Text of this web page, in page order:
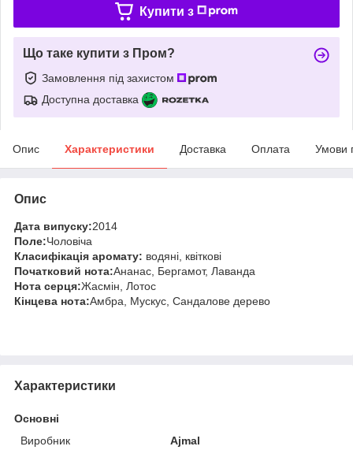
Купити з
Що таке купити з Пром?
Замовлення під захистом
Доступна доставка
Опис Характеристики Доставка Оплата Умови
Опис
Дата випуску:2014
Поле:Чоловіча
Класифікація аромату: водяні, квіткові
Початковий нота:Ананас, Бергамот, Лаванда
Нота серця:Жасмін, Лотос
Кінцева нота:Амбра, Мускус, Сандалове дерево
Характеристики
Основні
Виробник
Ajmal